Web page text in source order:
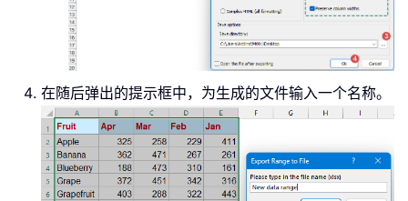
在随后弹出的提示框中，为生成的文件输入一个名称。